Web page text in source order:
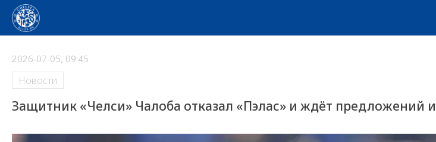
2026-07-05, 09:45
Новости
Защитник «Челси» Чалоба отказал «Пэлас» и ждёт предложений